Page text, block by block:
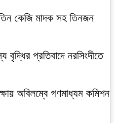
কেজি মাদক সহ তিনজন
প্রতিবাদে নরসিংদীতে
অবিলম্বে গণমাধ্যম কমিশন